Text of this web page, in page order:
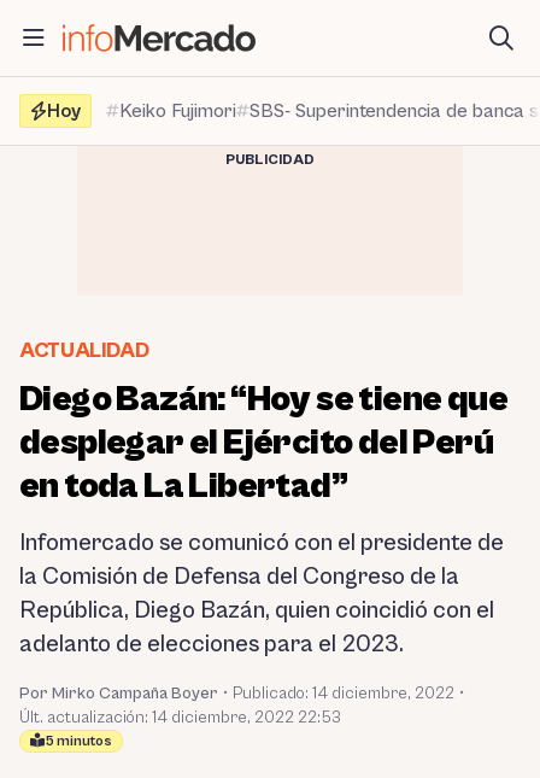
contenido
Hoy
Keiko Fujimori SBS- Superintendencia de banca
PUBLICIDAD
ACTUALIDAD
Diego Bazán: “Hoy se tiene que
desplegar el Ejército del Perú
en toda La Libertad”
Infomercado se comunicó con el presidente de
la Comisión de Defensa del Congreso de la
República, Diego Bazán, quien coincidió con el
adelanto de elecciones para el 2023.
Por Mirko Campaña Boyer • Publicado: 14 diciembre, 2022 •
Últ. actualización: 14 diciembre, 2022 22:53
5 minutos